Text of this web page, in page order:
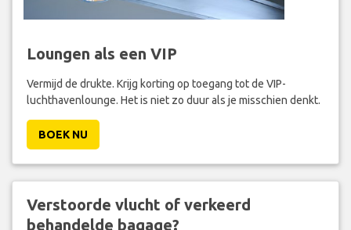
Loungen als een VIP
Vermijd de drukte. Krijg korting op toegang tot de VIP-
luchthavenlounge. Het is niet zo duur als je misschien denkt.
BOEK NU
Verstoorde vlucht of verkeerd
behandelde bagage?